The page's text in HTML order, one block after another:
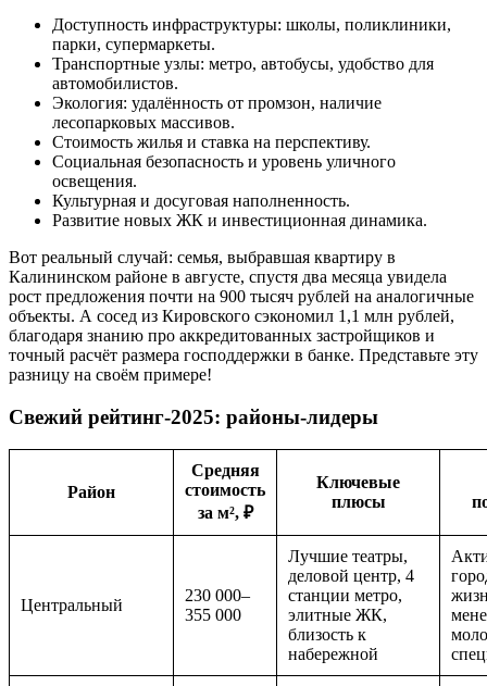
Доступность инфраструктуры: школы, поликлиники,
парки, супермаркеты.
Транспортные узлы: метро, автобусы, удобство для
автомобилистов.
Экология: удалённость от промзон, наличие
лесопарковых массивов.
Стоимость жилья и ставка на перспективу.
Социальная безопасность и уровень уличного
освещения.
Культурная и досуговая наполненность.
Развитие новых ЖК и инвестиционная динамика.
Вот реальный случай: семья, выбравшая квартиру в
Калининском районе в августе, спустя два месяца увидела
рост предложения почти на 900 тысяч рублей на аналогичные
объекты. А сосед из Кировского сэкономил 1,1 млн рублей,
благодаря знанию про аккредитованных застройщиков и
точный расчёт размера господдержки в банке. Представьте эту
разницу на своём примере!
Свежий рейтинг-2025: районы-лидеры
Район
Средняя
стоимость
за м², ₽
Ключевые
плюсы
Центральный
230 000–
355 000
Лучшие театры,
деловой центр, 4
станции метро,
элитные ЖК,
близость к
набережной